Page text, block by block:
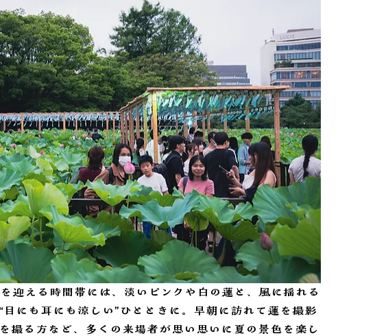
迎える時間帯には、淡いピンクや白の蓮と、風に揺れる
にも耳にも涼しい”ひとときに。早朝に訪れて蓮を撮影
撮る方など、多くの来場者が思い思いに夏の景色を楽し